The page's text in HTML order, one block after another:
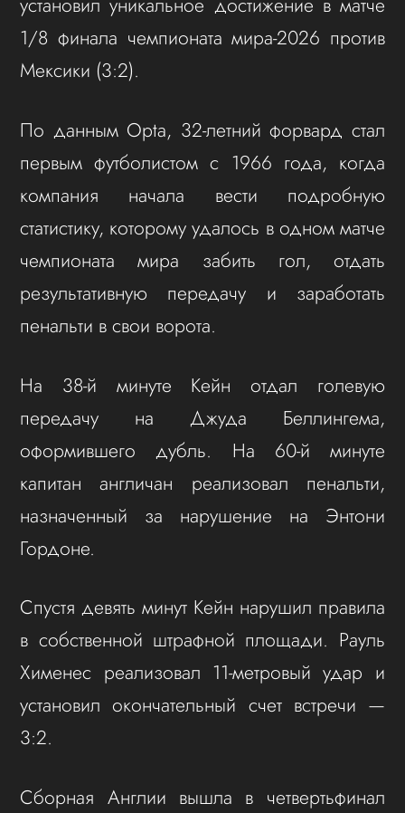
1/8 финала чемпионата мира-2026 против
Мексики (3:2).
По данным Opta, 32-летний форвард стал
первым футболистом с 1966 года, когда
компания начала вести подробную
статистику, которому удалось в одном матче
чемпионата мира забить гол, отдать
результативную передачу и заработать
пенальти в свои ворота.
На 38-й минуте Кейн отдал голевую
передачу на Джуда Беллингема,
оформившего дубль. На 60-й минуте
капитан англичан реализовал пенальти,
назначенный за нарушение на Энтони
Гордоне.
Спустя девять минут Кейн нарушил правила
в собственной штрафной площади. Рауль
Хименес реализовал 11-метровый удар и
установил окончательный счет встречи —
3:2.
Сборная Англии вышла в четвертьфинал